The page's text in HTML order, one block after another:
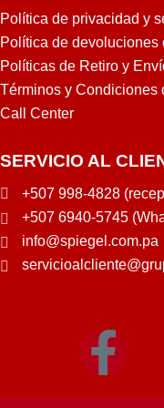
Política de privacidad y
Política de devoluciones
Políticas de Retiro y
Términos y Condiciones
Call Center
SERVICIO AL
+507 998-4828
+507 6940-5745
info@spiegel.com.pa